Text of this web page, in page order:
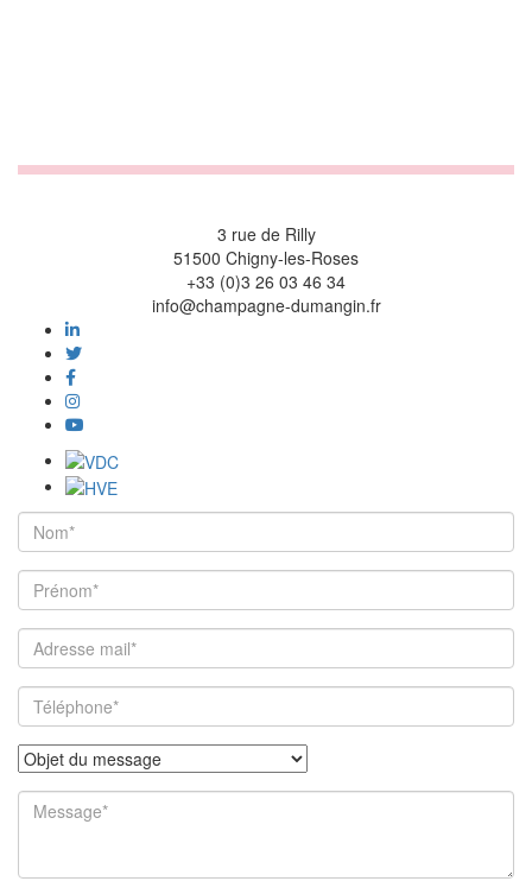
3 rue de Rilly
51500 Chigny-les-Roses
+33 (0)3 26 03 46 34
info@champagne-dumangin.fr